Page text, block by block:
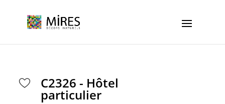
C2326 - Hôtel
particulier